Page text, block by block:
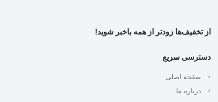
از تخفیف‌ها زودتر از همه باخبر شوید!
دسترسی سریع
صفحه اصلی
درباره ما